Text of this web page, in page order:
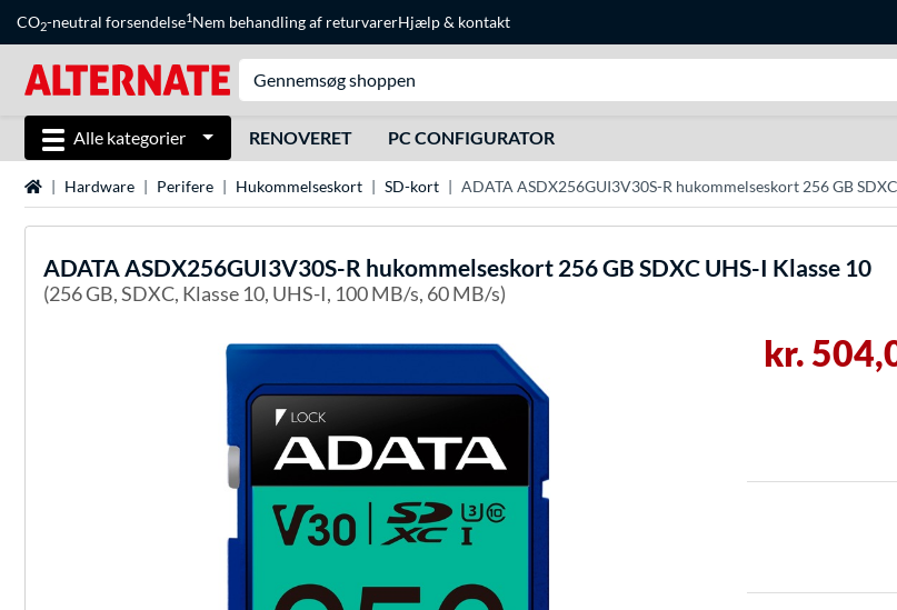
CO2-neutral forsendelse1Nem behandling af returvarerHjælp& kontakt
Alle kategorier RENOVERET PC CONFIGURATOR
StartsideHardware Perifere Hukommelseskort SD-kort ADATA ASDX256GUI3V30S-R hukommelseskort 256 GB
ADATAASDX256GUI3V30S-R hukommelseskort 256 GB SDXC UHS-I Klasse 10
(256 GB, SDXC, Klasse 10, UHS-I, 100 MB/s, 60 MB/s)
kr.